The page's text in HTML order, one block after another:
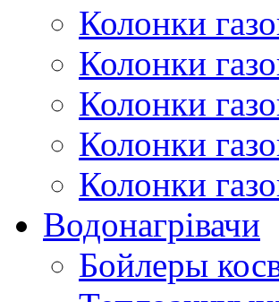
Колонки
Колонки
Колонки
Колонки
Колонки
Водонагрівачи
Бойлеры